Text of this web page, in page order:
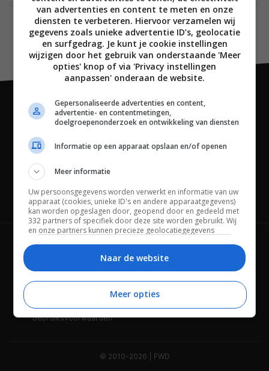
Channels
Wie is FWD Privacybeleid
Adverteren Contact
Gebruiksvoorwaarden
© 2010-2026 | FWD
van advertenties en content te meten en onze
diensten te verbeteren. Hiervoor verzamelen wij
gegevens zoals unieke advertentie ID’s, geolocatie
en surfgedrag. Je kunt je cookie instellingen
wijzigen door het gebruik van onderstaande 'Meer
opties' knop of via 'Privacy instellingen
aanpassen' onderaan de website.
Gepersonaliseerde advertenties en content,
advertentie- en contentmetingen,
doelgroepenonderzoek en ontwikkeling van diensten
Informatie op een apparaat opslaan en/of openen
Meer informatie
Uw persoonsgegevens worden verwerkt en informatie van uw
apparaat (cookies, unieke ID's en andere apparaatgegevens)
kan worden opgeslagen door, geopend door en gedeeld met
332 partners of specifiek door deze site worden gebruikt. Wij
en onze partners kunnen precieze geolocatiegegevens
Bepaalde leveranciers kunnen uw persoonsgegevens
beheren. Zoek onderaan deze pagina of in het sitemenu naar
een link om uw toestemming te beheren of in te trekken via de
privacy- en cookie-instellingen.
Naar de website
Meer opties